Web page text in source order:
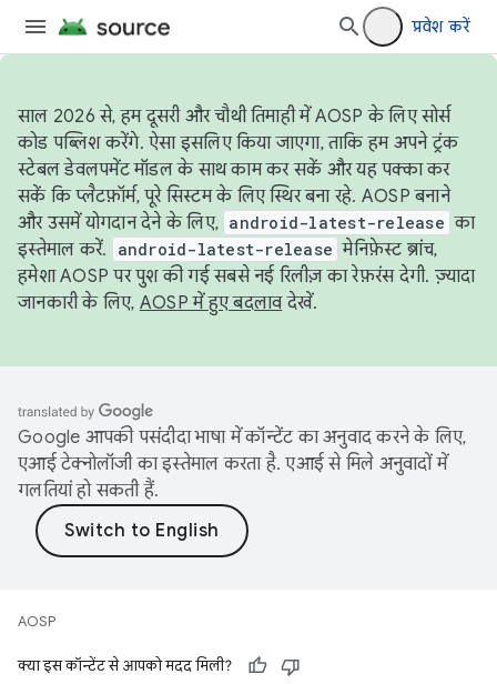
प्रवेश करें
साल 2026 से, हम दूसरी और चौथी तिमाही में AOSP के लिए सोर्स
कोड पब्लिश करेंगे. ऐसा इसलिए किया जाएगा, ताकि हम अपने ट्रंक
स्टेबल डेवलपमेंट मॉडल के साथ काम कर सकें और यह पक्का कर
सकें कि प्लैटफ़ॉर्म, पूरे सिस्टम के लिए स्थिर बना रहे. AOSP बनाने
और उसमें योगदान देने के लिए, android-latest-release का
इस्तेमाल करें.
android-latest-release मेनिफ़ेस्ट ब्रांच,
हमेशा AOSP पर पुश की गई सबसे नई रिलीज़ का रेफ़रंस देगी. ज़्यादा
जानकारी के लिए, AOSP में हुए बदलावदेखें.
Google आपकी पसंदीदा भाषा में कॉन्टेंट का अनुवाद करने के लिए,
एआई टेक्नोलॉजी का इस्तेमाल करता है. एआई से मिले अनुवादों में
गलतियां हो सकती हैं.
AOSP
क्या इस कॉन्टेंट से आपको मदद मिली?